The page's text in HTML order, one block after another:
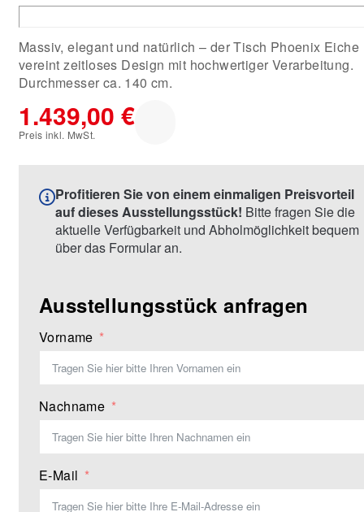
Massiv, elegant und natürlich – der Tisch Phoenix Eiche
vereint zeitloses Design mit hochwertiger Verarbeitung.
Durchmesser ca. 140 cm.
1.439,00 €
Preis inkl. MwSt.
Profitieren Sie von einem einmaligen Preisvorteil
auf dieses Ausstellungsstück! Bitte fragen Sie die
aktuelle Verfügbarkeit und Abholmöglichkeit bequem
über das Formular an.
Ausstellungsstück anfragen
Vorname
Nachname
E-Mail